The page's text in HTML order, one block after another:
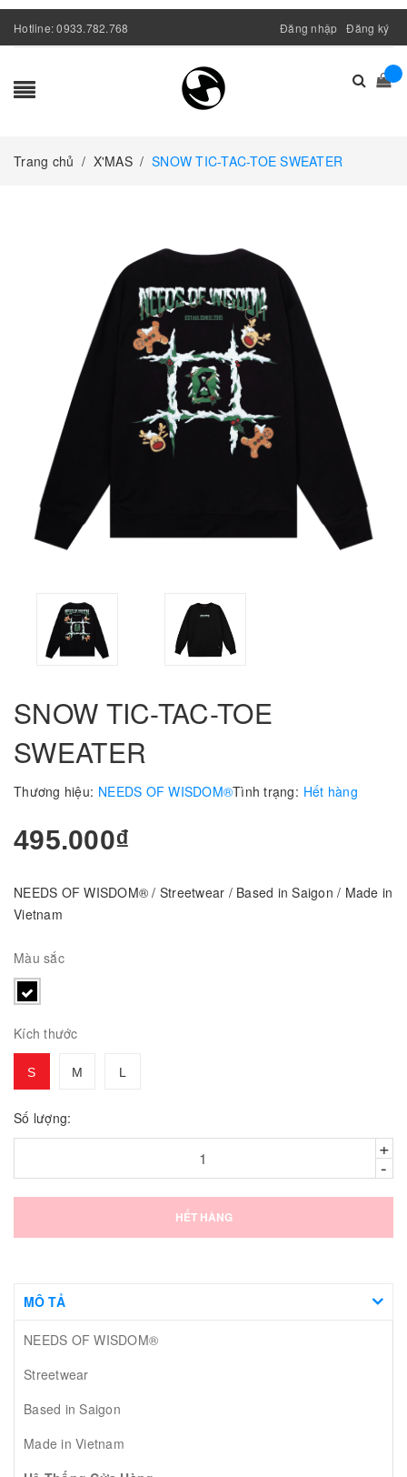
Hotline:0933.782.768 Đăng nhập Đăng ký
Trang chủ / X'MAS / SNOW TIC-TAC-TOE SWEATER
SNOW TIC-TAC-TOE
SWEATER
Thương hiệu: NEEDS OF WISDOM®Tình trạng: Hết hàng
495.000₫
NEEDS OF WISDOM® / Streetwear / Based in Saigon / Made in
Vietnam
Màu sắc
Kích thước
S M L
Số lượng:
+
-
HẾT HÀNG
MÔ TẢ
NEEDS OF WISDOM®
Streetwear
Based in Saigon
Made in Vietnam